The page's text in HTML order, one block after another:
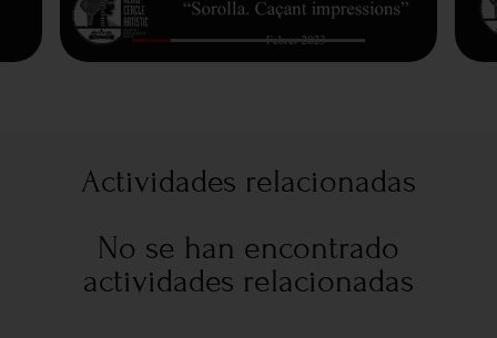
Actividades relacionadas
No se han encontrado
actividades relacionadas